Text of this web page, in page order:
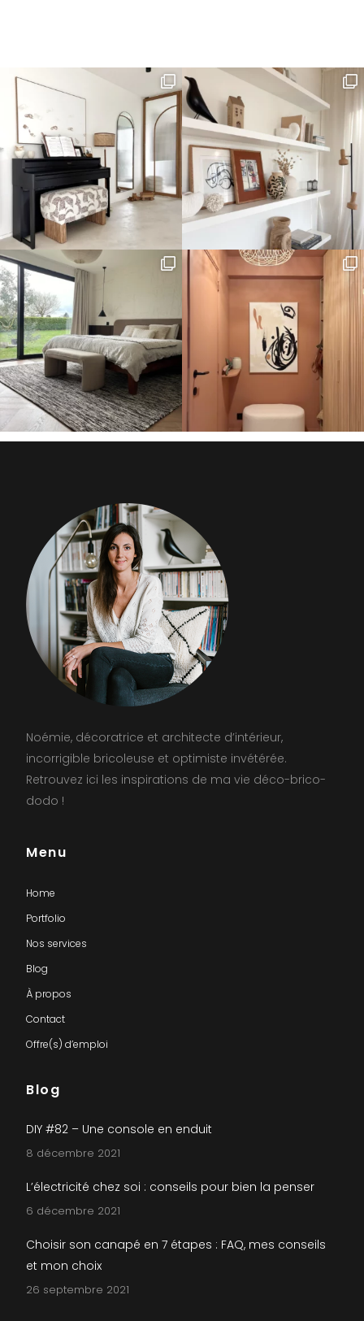
Noémie, décoratrice et architecte d’intérieur,
incorrigible bricoleuse et optimiste invétérée.
Retrouvez ici les inspirations de ma vie déco-brico-
dodo !
Menu
Home
Portfolio
Nos services
Blog
À propos
Contact
Offre(s) d’emploi
Blog
DIY #82 – Une console en enduit
8 décembre 2021
L’électricité chez soi : conseils pour bien la penser
6 décembre 2021
Choisir son canapé en 7 étapes : FAQ, mes conseils
et mon choix
26 septembre 2021